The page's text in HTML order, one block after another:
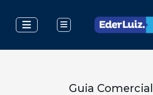
Guia Comercial